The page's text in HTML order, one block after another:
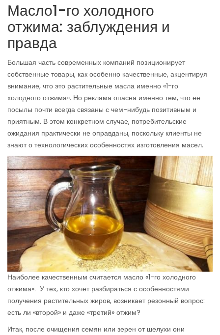
Масло1-го холодного
отжима: заблуждения и
правда
Большая часть современных компаний позиционирует
собственные товары, как особенно качественные, акцентируя
внимание, что это растительные масла именно «1-го
холодного отжима». Но реклама опасна именно тем, что ее
посылы почти всегда связаны с чем-нибудь позитивным и
приятным. В этом конкретном случае, потребительские
ожидания практически не оправданы, поскольку клиенты не
знают о технологических особенностях изготовления масел.
Наиболее качественным считается масло «1-го холодного
отжима». У тех, кто хочет разбираться с особенностями
получения растительных жиров, возникает резонный вопрос:
есть ли «второй» и даже «третий» отжим?
Итак, после очищения семян или зерен от шелухи они